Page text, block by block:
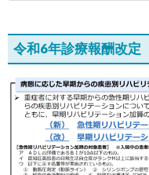
令和6年診療報酬改定